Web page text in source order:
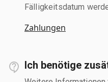
Fälligkeitsdatum
Zahlungen
Ich benötige